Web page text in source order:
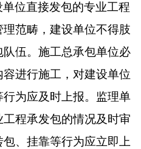
位直接发包的专业工程
范畴，建设单位不得肢
伍。施工总承包单位必
进行施工，对建设单位
为应及时上报。监理单
程承发包的情况及时审
、挂靠等行为应立即上